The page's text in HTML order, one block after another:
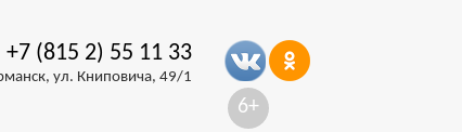
+7 (815 2) 55 11 33
ул. Книповича, 49/1
6+